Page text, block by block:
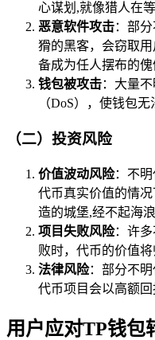
心谋划,就像猎人在
恶意软件攻击：部
猾的黑客，会窃取
备成为任人摆布的傀
钱包被攻击：大量
（DoS），使钱包
（二）投资风险
价值波动风险：不
代币真实价值的情
造的城堡,经不起海浪
项目失败风险：许
败时，代币的价值
法律风险：部分不
代币项目会以高额
用户应对TP钱包